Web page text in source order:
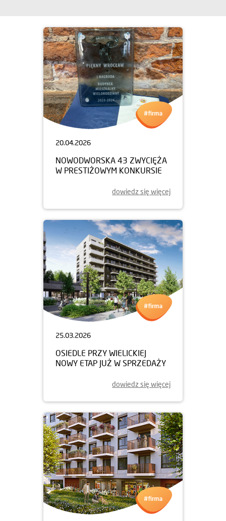
20.04.2026
NOWODWORSKA 43 ZWYCIĘŻA
W PRESTIŻOWYM KONKURSIE
dowiedz się więcej
25.03.2026
OSIEDLE PRZY WIELICKIEJ
NOWY ETAP JUŻ W SPRZEDAŻY
dowiedz się więcej